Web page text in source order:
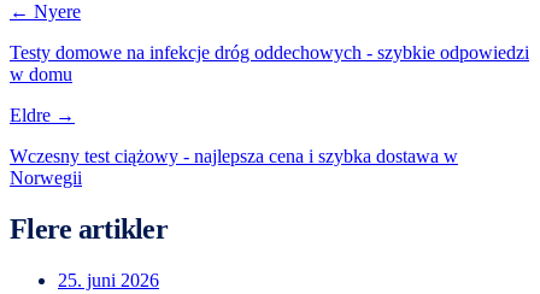
← Nyere
Testy domowe na infekcje dróg oddechowych - szybkie odpowiedzi
w domu
Eldre →
Wczesny test ciążowy - najlepsza cena i szybka dostawa w
Norwegii
Flere artikler
25. juni 2026